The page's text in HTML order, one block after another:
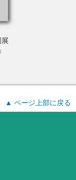
▲ ページ上部に戻る